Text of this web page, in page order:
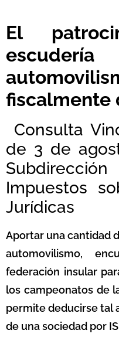
El
fiscalmente
Consulta
de 3 de
Impuestos
Jurídicas
Aportar una cantidad
automovilismo,
federación insular
los campeonatos de
permite deducirse tal
de una sociedad por